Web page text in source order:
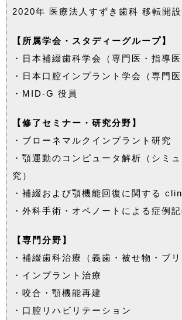
2020年 医療法人すずき歯科 移転開設
【所属学会・スタディーグループ】
・日本補綴歯科学会（専門医・指導医
・日本口腔インプラント学会（専門医
・MID-G 役員
【修了セミナー・研究分野】
・ブローネマルクインプラント研究
・顎運動のコンピュータ解析（シミ
究）
・補綴および顎機能回復に関する
・外科手術・オペノートによる症例
【専門分野】
・補綴歯科治療（義歯・被せ物・ブリ
・インプラント治療
・咬合・顎機能再建
・口腔リハビリテーション